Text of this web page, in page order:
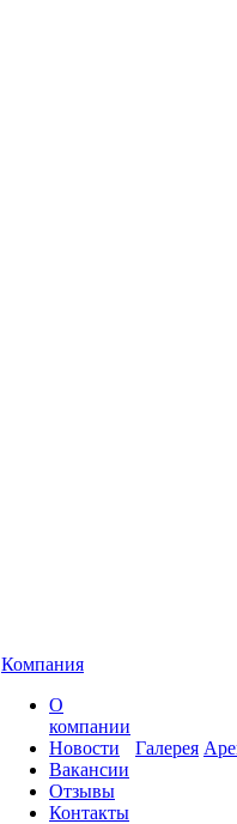
Компания
О
компании
Новости
Вакансии
Отзывы
Контакты
Галерея